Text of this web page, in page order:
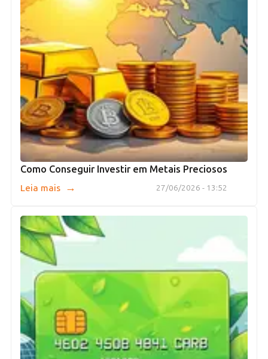
Como Conseguir Investir em Metais Preciosos
27/06/2026 - 13:52
Leia mais →